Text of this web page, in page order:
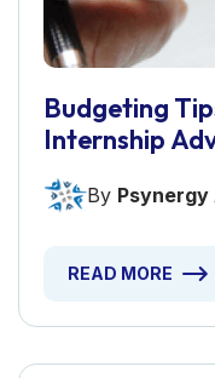
Budgeting
Internship
By Psynergy
READ MORE